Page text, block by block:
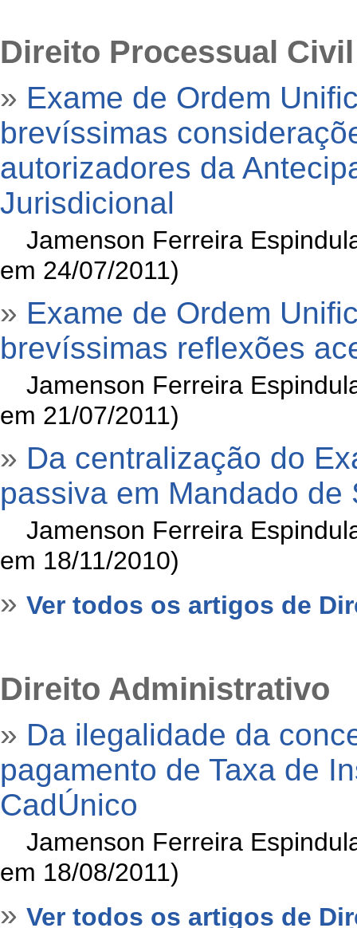
Direito Processual Civil
» Exame de Ordem
brevíssimas
autorizadores da
Jurisdicional
Jamenson Ferreira
em 24/07/2011)
» Exame de Ordem
brevíssimas reflexões
Jamenson Ferreira
em 21/07/2011)
» Da centralização do
passiva em Mandado de
Jamenson Ferreira
em 18/11/2010)
» Ver todos os artigos de
Direito Administrativo
» Da ilegalidade da
pagamento de Taxa de
CadÚnico
Jamenson Ferreira
em 18/08/2011)
» Ver todos os artigos de